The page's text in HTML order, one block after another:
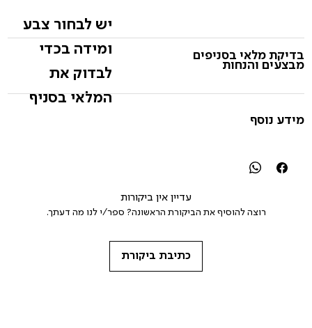
יש לבחור צבע
ומידה בכדי
לבדוק את
המלאי בסניף
בדיקת מלאי בסניפים
מבצעים והנחות
מידע נוסף
עדיין אין ביקורות
רוצה להוסיף את הביקורת הראשונה? ספר/י לנו מה דעתך.
כתיבת ביקורת